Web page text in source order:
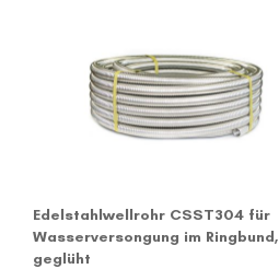
Edelstahlwellrohr CSST304 für
Wasserversongung im Ringbund,
geglüht